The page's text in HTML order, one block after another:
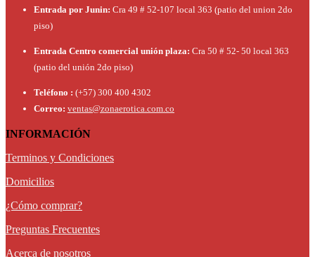
Entrada por Junin: Cra 49 # 52-107 local 363 (patio del union 2do
piso)
Entrada Centro comercial unión plaza: Cra 50 # 52- 50 local 363
(patio del unión 2do piso)
Teléfono : (+57) 300 400 4302
Correo: ventas@zonaerotica.com.co
INFORMACIÓN
Terminos y Condiciones
Domicilios
¿Cómo comprar?
Preguntas Frecuentes
Acerca de nosotros